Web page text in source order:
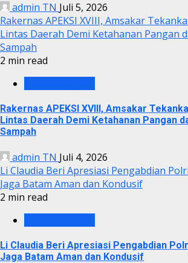
admin TN Juli 5, 2026
Rakernas APEKSI XVIII, Amsakar
Lintas Daerah Demi Ketahanan Pangan
Sampah
2 min read
Rakernas APEKSI XVIII, Amsakar
Lintas Daerah Demi Ketahanan Pangan
Sampah
admin TN Juli 4, 2026
Li Claudia Beri Apresiasi Pengabdian
Jaga Batam Aman dan Kondusif
2 min read
Li Claudia Beri Apresiasi Pengabdian
Jaga Batam Aman dan Kondusif